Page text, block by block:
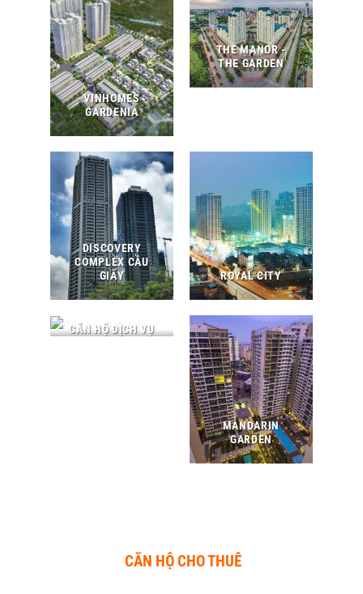
VINHOMES
GARDENIA
THE MANOR -
THE GARDEN
DISCOVERY
COMPLEX CẦU
GIẤY
ROYAL CITY
CĂN HỘ DỊCH VỤ
MANDARIN
GARDEN
CĂN HỘ CHO THUÊ